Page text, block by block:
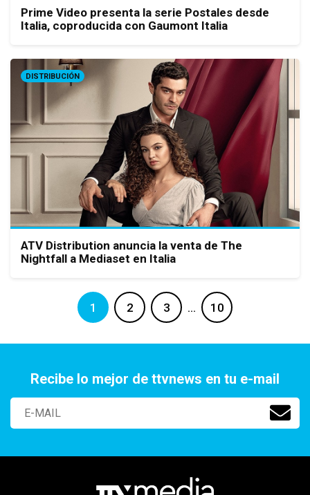
Prime Video presenta la serie Postales desde
Italia, coproducida con Gaumont Italia
DISTRIBUCIÓN
ATV Distribution anuncia la venta de The
Nightfall a Mediaset en Italia
1 2 3 … 10
Recibe lo mejor de ttvnews en tu e-mail